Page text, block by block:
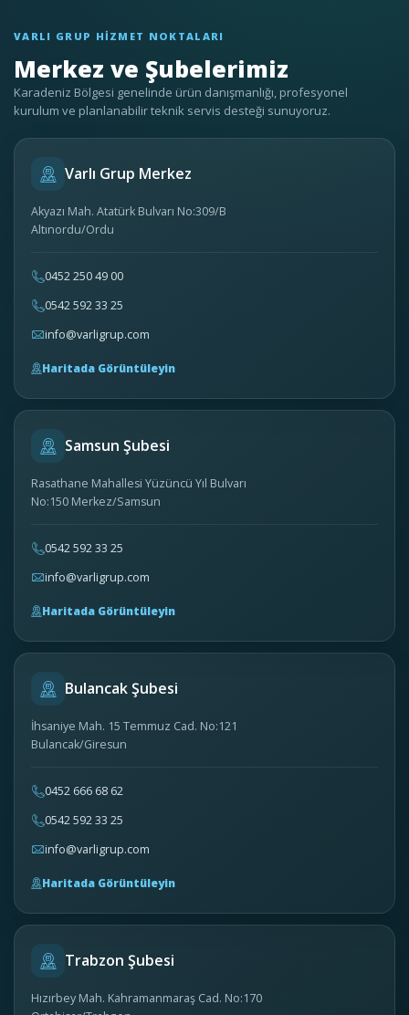
VARLI GRUP HIZMET NOKTALARI
Merkez ve Şubelerimiz
Karadeniz Bölgesi genelinde ürün danışmanlığı, profesyonel
kurulum ve planlanabilir teknik servis desteği sunuyoruz.
Varlı Grup Merkez
Akyazı Mah. Atatürk Bulvarı No:309/B
Altınordu/Ordu
0452 250 49 00
0542 592 33 25
info@varligrup.com
Haritada Görüntüleyin
Samsun Şubesi
Rasathane Mahallesi Yüzüncü Yıl Bulvarı
No:150 Merkez/Samsun
0542 592 33 25
info@varligrup.com
Haritada Görüntüleyin
Bulancak Şubesi
İhsaniye Mah. 15 Temmuz Cad. No:121
Bulancak/Giresun
0452 666 68 62
0542 592 33 25
info@varligrup.com
Haritada Görüntüleyin
Trabzon Şubesi
Hızırbey Mah. Kahramanmaraş Cad. No:170